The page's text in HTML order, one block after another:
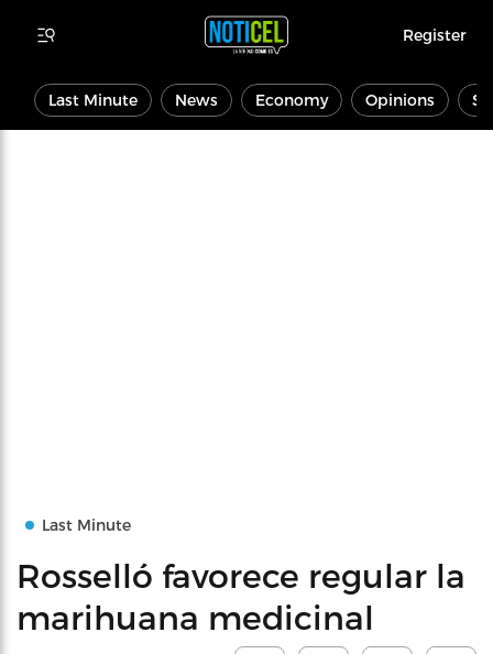
Register
Last Minute News Economy Opinions
Last Minute
Rosselló favorece regular la
marihuana medicinal